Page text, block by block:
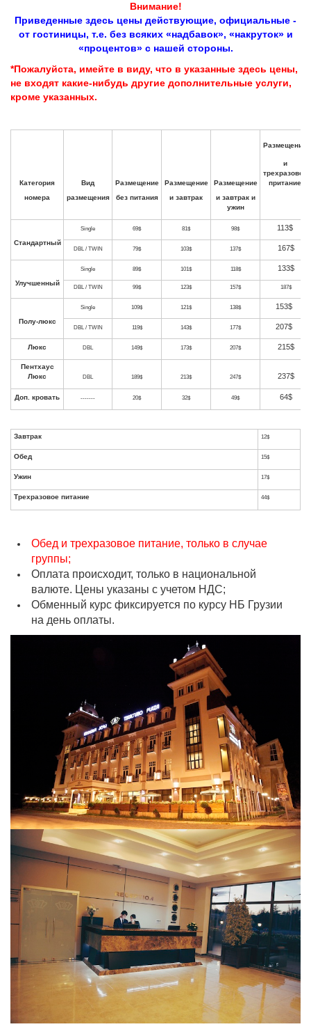
Внимание!
Приведенные здесь цены действующие, официальные -
от гостиницы, т.е. без всяких «надбавок», «накруток» и
«процентов» с нашей стороны.
*Пожалуйста, имейте в виду, что в указанные здесь цены,
не входят какие-нибудь другие дополнительные услуги,
кроме указанных.
Категория
номера
Вид
размещения
Размещение
без питания
Размещение
и завтрак
Стандартный
DBL / TWIN 79$
Single 89$ 101$
DBL / TWIN 99$ 123$
109$
119$
DBL 149$
Пентхаус
Люкс
DBL 189$ 213$
Доп. кровать ------- 20$ 32$
Завтрак
Трехразовое питание
Обед и трехразовое питание, только в случае
группы;
Оплата происходит, только в национальной
валюте. Цены указаны с учетом НДС;
Обменный курс фиксируется по курсу НБ Грузии
на день оплаты.